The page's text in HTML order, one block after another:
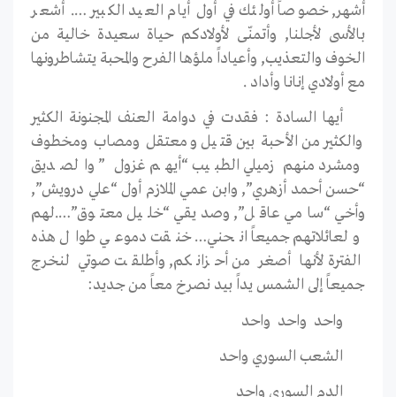
أشهر, خصوصاً أولئك في أول أيام العيد الكبير …. أشعر
بالأسى لأجلنا, وأتمنّى لأولادكم حياة سعيدة خالية من
الخوف والتعذيب, وأعياداً ملؤها الفرح والمحبة يتشاطرونها
مع أولادي إنانا وأداد .
أيها السادة : فقدت في دوامة العنف المجنونة الكثير
والكثير من الأحبة بين قتيل ومعتقل ومصاب ومخطوف
ومشرد منهم زميلي الطبيب “أيهم غزول ” والصديق
“حسن أحمد أزهري”, وابن عمي الملازم أول “علي درويش”,
وأخي “سامي عاقل”, وصديقي “خليل معتوق”….لهم
ولعائلاتهم جميعاً انحني… خنقت دموعي طوال هذه
الفترة لأنها أصغر من أحزانكم, وأطلقت صوتي لنخرج
جميعاً إلى الشمس يداً بيد نصرخ معاً من جديد:
واحد واحد واحد
الشعب السوري واحد
الدم السوري واحد